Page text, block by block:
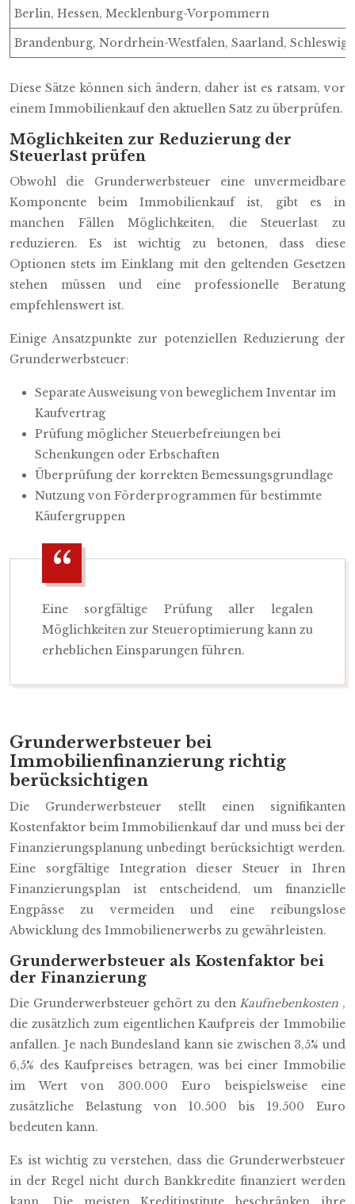
Berlin, Hessen, Mecklenburg-Vorpommern
Brandenburg, Nordrhein-Westfalen, Saarland,
Diese Sätze können sich ändern, daher ist es ratsam, vor
einem Immobilienkauf den aktuellen Satz zu überprüfen.
Möglichkeiten zur Reduzierung der
Steuerlast prüfen
Obwohl die Grunderwerbsteuer eine unvermeidbare
Komponente beim Immobilienkauf ist, gibt es in
manchen Fällen Möglichkeiten, die Steuerlast zu
reduzieren. Es ist wichtig zu betonen, dass diese
Optionen stets im Einklang mit den geltenden Gesetzen
stehen müssen und eine professionelle Beratung
empfehlenswert ist.
Einige Ansatzpunkte zur potenziellen Reduzierung der
Grunderwerbsteuer:
Separate Ausweisung von beweglichem Inventar im
Kaufvertrag
Prüfung möglicher Steuerbefreiungen bei
Schenkungen oder Erbschaften
Überprüfung der korrekten Bemessungsgrundlage
Nutzung von Förderprogrammen für bestimmte
Käufergruppen
Eine sorgfältige Prüfung aller legalen
Möglichkeiten zur Steueroptimierung kann zu
erheblichen Einsparungen führen.
Grunderwerbsteuer bei
Immobilienfinanzierung richtig
berücksichtigen
Die Grunderwerbsteuer stellt einen signifikanten
Kostenfaktor beim Immobilienkauf dar und muss bei der
Finanzierungsplanung unbedingt berücksichtigt werden.
Eine sorgfältige Integration dieser Steuer in Ihren
Finanzierungsplan ist entscheidend, um finanzielle
Engpässe zu vermeiden und eine reibungslose
Abwicklung des Immobilienerwerbs zu gewährleisten.
Grunderwerbsteuer als Kostenfaktor bei
der Finanzierung
Die Grunderwerbsteuer gehört zu denKaufnebenkosten ,
die zusätzlich zum eigentlichen Kaufpreis der Immobilie
anfallen. Je nach Bundesland kann sie zwischen 3,5% und
6,5% des Kaufpreises betragen, was bei einer Immobilie
im Wert von 300.000 Euro beispielsweise eine
zusätzliche Belastung von 10.500 bis 19.500 Euro
bedeuten kann.
Es ist wichtig zu verstehen, dass die Grunderwerbsteuer
in der Regel nicht durch Bankkredite finanziert werden